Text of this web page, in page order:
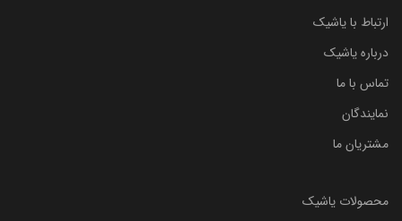
ارتباط با یاشیک
درباره یاشیک
تماس با ما
نمایندگان
مشتریان ما
محصولات یاشیک